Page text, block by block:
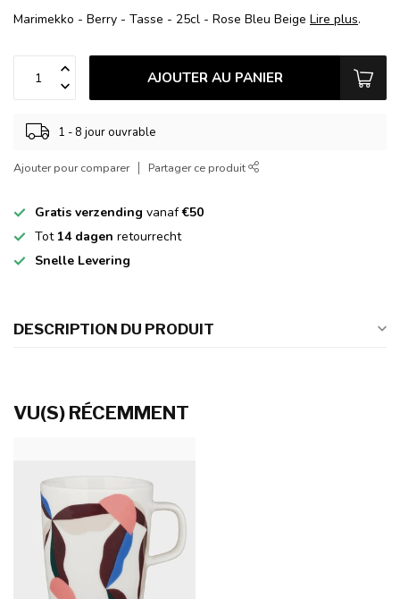
Marimekko - Berry - Tasse - 25cl - Rose Bleu Beige Lire plus.
AJOUTER AU PANIER
1 - 8 jour ouvrable
Ajouter pour comparer Partager ce produit
Gratis verzending vanaf€50
Tot 14 dagen retourrecht
Snelle Levering
DESCRIPTION DU PRODUIT
VU(S) RÉCEMMENT